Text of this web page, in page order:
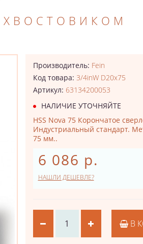
ХВОСТОВИКОМ
Производитель: Fein
Код товара: 3/4inW D20x75
Артикул: 63134200053
НАЛИЧИЕ УТОЧНЯЙТЕ
HSS Nova 75 Корончатое
Индустриальный стандарт.
75 мм..
6 086 р.
НАШЛИ ДЕШЕВЛЕ?
В